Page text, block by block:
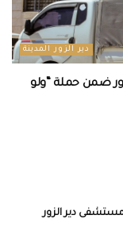
دير الزور المدينة
الزور ضمن حملة “ولو
مستشفى دير الزور